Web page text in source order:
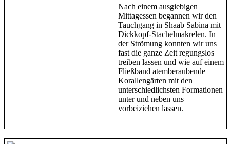
Nach einem ausgiebigen
Mittagessen begannen wir den
Tauchgang in Shaab Sabina mit
Dickkopf-Stachelmakrelen. In
der Strömung konnten wir uns
fast die ganze Zeit regungslos
treiben lassen und wie auf einem
Fließband atemberaubende
Korallengärten mit den
unterschiedlichsten Formationen
unter und neben uns
vorbeiziehen lassen.